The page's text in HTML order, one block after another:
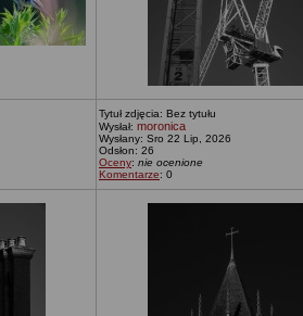
Tytuł zdjęcia: Bez tytułu
Wysłał: moronica
Wysłany: Sro 22 Lip, 2026
Odsłon: 26
Oceny: nie ocenione
Komentarze: 0